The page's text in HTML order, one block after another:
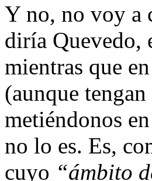
Y no, no voy a
diría Quevedo,
mientras que
(aunque
metiéndonos
no lo es. Es,
cuyo “ámbito